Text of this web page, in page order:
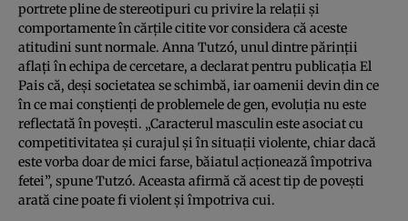
portrete pline de stereotipuri cu privire la relaţii şi
comportamente în cărţile citite vor considera că aceste
atitudini sunt normale. Anna Tutzó, unul dintre părinţii
aflaţi în echipa de cercetare, a declarat pentru publicaţia El
Pais că, deşi societatea se schimbă, iar oamenii devin din ce
în ce mai conştienţi de problemele de gen, evoluţia nu este
reflectată în poveşti. „Caracterul masculin este asociat cu
competitivitatea şi curajul şi în situaţii violente, chiar dacă
este vorba doar de mici farse, băiatul acţionează împotriva
fetei”, spune Tutzó. Aceasta afirmă că acest tip de poveşti
arată cine poate fi violent şi împotriva cui.